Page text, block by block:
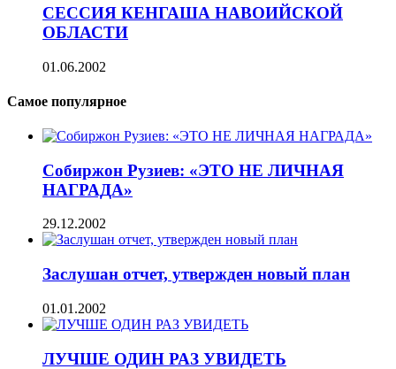
СЕССИЯ КЕНГАША НАВОИЙСКОЙ
ОБЛАСТИ
01.06.2002
Самое популярное
Собиржон Рузиев: «ЭТО НЕ ЛИЧНАЯ
НАГРАДА»
29.12.2002
Заслушан отчет, утвержден новый план
01.01.2002
ЛУЧШЕ ОДИН РАЗ УВИДЕТЬ